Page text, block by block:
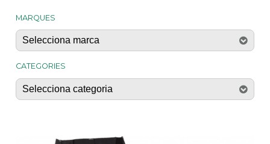
MARQUES
CATEGORIES